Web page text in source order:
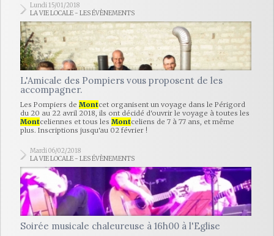
Lundi 15/01/2018
LA VIE LOCALE - LES ÉVÈNEMENTS
L'Amicale des Pompiers vous proposent de les
accompagner.
Les Pompiers de Montcet organisent un voyage dans le Périgord
du 20 au 22 avril 2018, ils ont décidé d'ouvrir le voyage à toutes les
Montceliennes et tous les Montceliens de 7 à 77 ans, et même
plus. Inscriptions jusqu'au 02 février !
Mardi 06/02/2018
LA VIE LOCALE - LES ÉVÈNEMENTS
Soirée musicale chaleureuse à 16h00 à l'Eglise